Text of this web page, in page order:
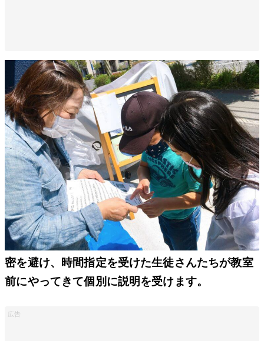
密を避け、時間指定を受けた生徒さんたちが教室
前にやってきて個別に説明を受けます。